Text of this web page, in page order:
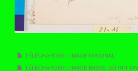
TÉLÉCHARGER L'IMAGE ORIGINAL
TÉLÉCHARGER L'IMAGE BASSE DÉFINITION